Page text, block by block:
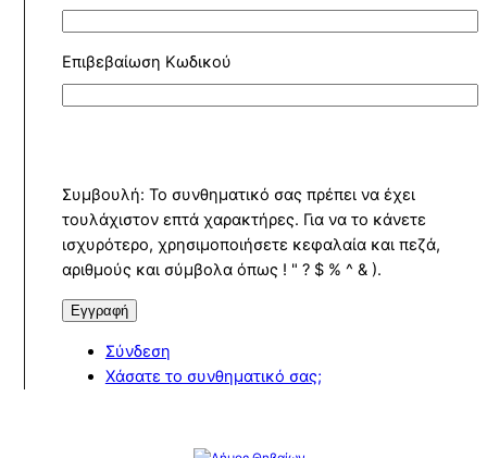
Επιβεβαίωση Κωδικού
Συμβουλή: Το συνθηματικό σας πρέπει να έχει
τουλάχιστον επτά χαρακτήρες. Για να το κάνετε
ισχυρότερο, χρησιμοποιήσετε κεφαλαία και πεζά,
αριθμούς και σύμβολα όπως ! " ? $ % ^ & ).
Εγγραφή
Σύνδεση
Χάσατε το συνθηματικό σας;